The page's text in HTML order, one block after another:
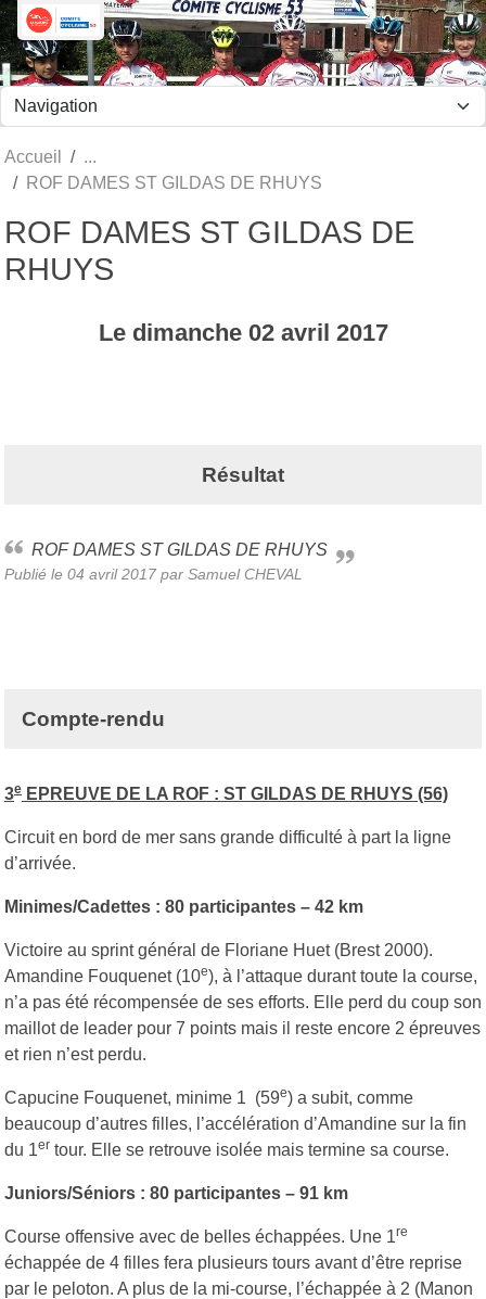
Accueil
ROF DAMES ST GILDAS DE RHUYS
ROF DAMES ST GILDAS DE
RHUYS
Le dimanche 02 avril 2017
Résultat
ROF DAMES ST GILDAS DE RHUYS
Publié le 04 avril 2017 par Samuel CHEVAL
Compte-rendu
3e EPREUVE DE LA ROF : ST GILDAS DE RHUYS (56)
Circuit en bord de mer sans grande difficulté à part la ligne
d’arrivée.
Minimes/Cadettes : 80 participantes – 42 km
Victoire au sprint général de Floriane Huet (Brest 2000).
Amandine Fouquenet (10e), à l’attaque durant toute la course,
n’a pas été récompensée de ses efforts. Elle perd du coup son
maillot de leader pour 7 points mais il reste encore 2 épreuves
et rien n’est perdu.
Capucine Fouquenet, minime 1 (59e) a subit, comme
beaucoup d’autres filles, l’accélération d’Amandine sur la fin
du 1er tour. Elle se retrouve isolée mais termine sa course.
Juniors/Séniors : 80 participantes – 91 km
Course offensive avec de belles échappées. Une 1re
échappée de 4 filles fera plusieurs tours avant d’être reprise
par le peloton. A plus de la mi-course, l’échappée à 2 (Manon
Panneau de gestion des cookies